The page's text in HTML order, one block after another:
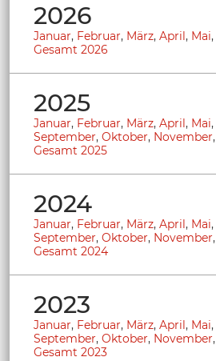
2026
Januar, Februar, März, April, Mai,
Gesamt 2026
2025
Januar, Februar, März, April, Mai,
September, Oktober, November,
Gesamt 2025
2024
Januar, Februar, März, April, Mai,
September, Oktober, November,
Gesamt 2024
2023
Januar, Februar, März, April, Mai,
September, Oktober, November,
Gesamt 2023